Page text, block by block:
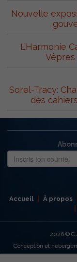
Nouvelle
L’Harmonie
Vêpres
Sorel-Tracy:
des
Accueil À propos
2026 ©
Conception et